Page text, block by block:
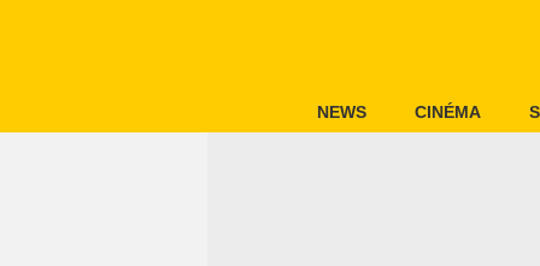
NEWS CINÉMA